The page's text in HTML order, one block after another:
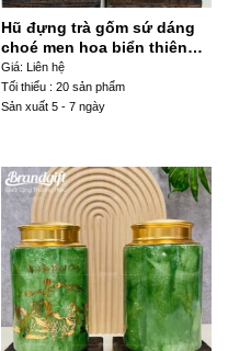
Hũ đựng trà gốm sứ dáng
choé men hoa biển thiên
Xanh lá hoạ tiết sen hạc
HDT-07
Giá: Liên hệ
Tối thiểu : 20 sản phẩm
Sản xuất 5 - 7 ngày